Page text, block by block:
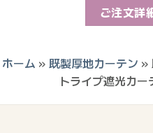
ご注文詳
ホーム » 既製厚地カーテン »
トライプ遮光カ